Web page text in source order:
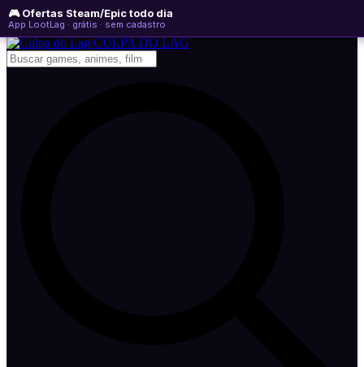
🎮 Ofertas Steam/Epic todo dia
App LootLag · grátis · sem cadastro
sábado, 08 de agosto de 2026 WhatsApp
Newsletter
CULPA DO LAG